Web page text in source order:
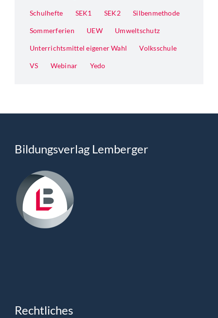
Schulhefte SEK1 SEK2 Silbenmethode
Sommerferien UEW Umweltschutz
Unterrichtsmittel eigener Wahl Volksschule
VS Webinar Yedo
Bildungsverlag Lemberger
Rechtliches